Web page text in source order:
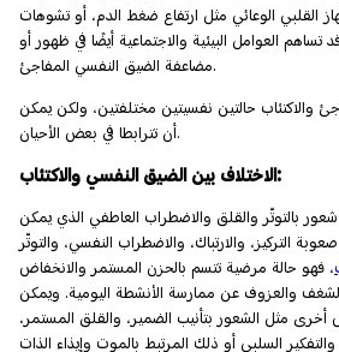
القلبي الوعائي مثل ارتفاع ضغط الدم، أو تشوهات
تساهم العوامل البيئية والاجتماعية أيضًا في ظهور أو
مضاعفة الضيق النفسي المفاجئ.
والاكتئاب حالتين نفسيتين مختلفتين، ولكن يمكن
أن تترابطا في بعض الأحيان.
الاختلاف بين الضيق النفسي والاكتئاب:
بالتوتّر والقلق والاضطراب العاطفي الذي يمكن
التركيز، والارتباك، والاضطراب النفسي، والتوتّر
، فهو حالة مرضية تتسم بالحزن المستمر والانخفاض
والعزوف عن ممارسة الأنشطة اليومية. ويمكن
أخرى مثل الشعور بتأنيب الضمير، والقلق المستمر،